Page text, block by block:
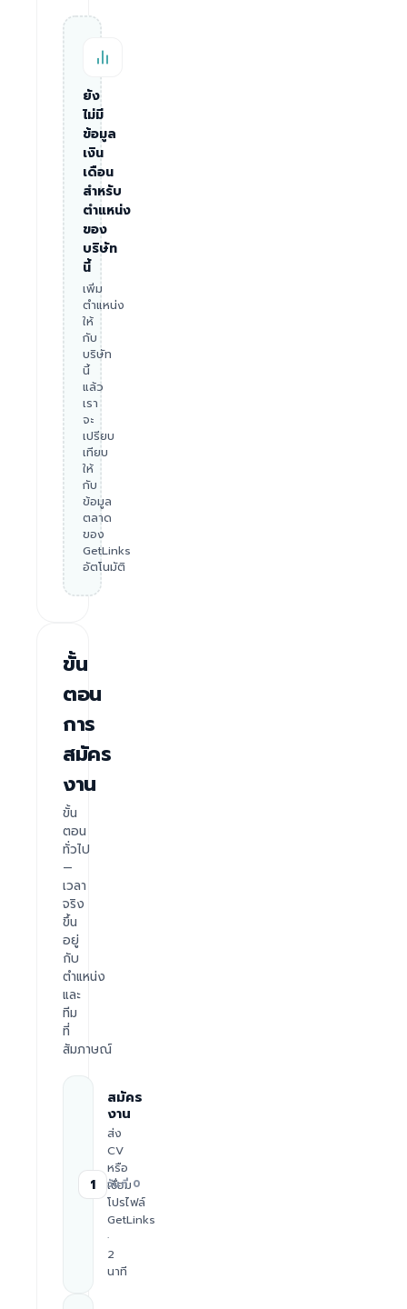
ยัง
ไม่มี
ข้อมูล
เงิน
เดือน
สำหรับ
ตำแหน่ง
ของ
บริษัท
นี้
เพิ่ม
ตำแหน่ง
ให้
กับ
บริษัท
นี้
แล้ว
เรา
จะ
เปรียบ
เทียบ
ให้
กับ
ข้อมูล
ตลาด
ของ
GetLinks
อัตโนมัติ
ขั้น
ตอน
การ
สมัคร
งาน
ขั้น
ตอน
ทั่วไป
—
เวลา
จริง
ขึ้น
อยู่
กับ
ตำแหน่ง
และ
ทีม
ที่
สัมภาษณ์
1
สมัคร
งาน
ส่ง
CV
หรือ
เชื่อม
โปรไฟล์
GetLinks
·
2
นาที
วันที่ 0